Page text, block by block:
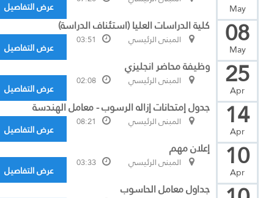
May عرض التفاصيل
08
May
كلية الدراسات العليا (استئناف الدراسة)
المبنى الرئيسي 03:51
عرض التفاصيل
25
Apr
وظيفة محاضر انجليزي
المبنى الرئيسي 02:08
عرض التفاصيل
14
Apr
جدول إمتحانات إزاله الرسوب - معامل الهندسة
المبنى الرئيسي 08:21
عرض التفاصيل
10
Apr
إعلان مهم
المبنى الرئيسي 03:33
عرض التفاصيل
جداول معامل الحاسوب